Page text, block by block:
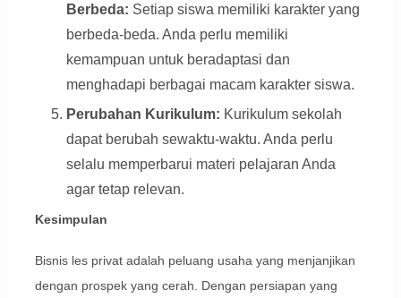
Berbeda: Setiap siswa memiliki karakter yang
berbeda-beda. Anda perlu memiliki
kemampuan untuk beradaptasi dan
menghadapi berbagai macam karakter siswa.
Perubahan Kurikulum: Kurikulum sekolah
dapat berubah sewaktu-waktu. Anda perlu
selalu memperbarui materi pelajaran Anda
agar tetap relevan.
Kesimpulan
Bisnis les privat adalah peluang usaha yang menjanjikan
dengan prospek yang cerah. Dengan persiapan yang